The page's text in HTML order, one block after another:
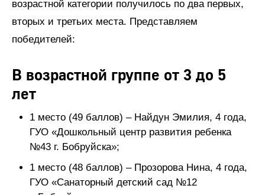
возрастной категории получилось по два первых,
вторых и третьих места. Представляем
победителей:
В возрастной группе от 3 до 5
лет
1 место (49 баллов) – Найдун Эмилия, 4 года,
ГУО «Дошкольный центр развития ребенка
№43 г. Бобруйска»;
1 место (48 баллов) – Прозорова Нина, 4 года,
ГУО «Санаторный детский сад №12